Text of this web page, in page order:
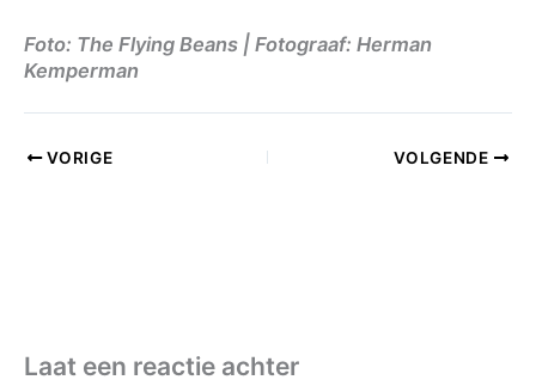
Foto: The Flying Beans | Fotograaf: Herman
Kemperman
VORIGE VOLGENDE
Laat een reactie achter